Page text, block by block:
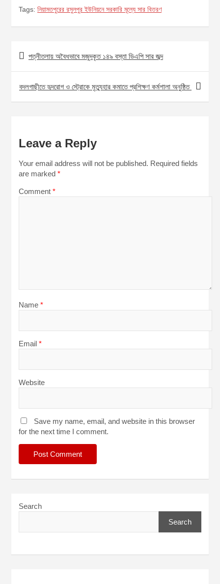
Tags: নিয়ামতপুরের রসুলপুর ইউনিয়নে সরকারি মূল্যে সার বিতরণ
Post
navigation
পত্নীতলায় অবৈধভাবে মজুদকৃত ১৪৯ বস্তা ডিএপি সার জব্দ
বদলগাছীতে হৃদরোগ ও স্ট্রোকে মৃত্যুহার কমাতে প্রশিক্ষণ কর্মশালা অনুষ্ঠিত
Leave a Reply
Your email address will not be published. Required fields
are marked *
Comment *
Name *
Email *
Website
Save my name, email, and website in this browser
for the next time I comment.
Search
Search